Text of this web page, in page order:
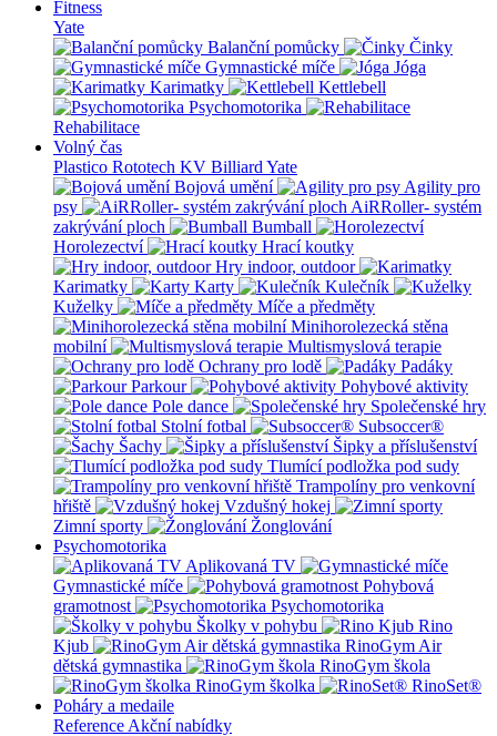
Fitness
Yate
Balanční pomůcky
Činky
Gymnastické míče
Jóga
Karimatky
Kettlebell
Psychomotorika
Rehabilitace
Volný čas
Plastico Rototech KV Billiard Yate
Bojová umění
Agility pro
psy
AiRRoller- systém
zakrývání ploch
Bumball
Horolezectví
Hrací koutky
Hry indoor, outdoor
Karimatky
Karty
Kulečník
Kuželky
Míče a předměty
Minihorolezecká stěna
mobilní
Multismyslová terapie
Ochrany pro lodě
Padáky
Parkour
Pohybové aktivity
Pole dance
Společenské hry
Stolní fotbal
Subsoccer®
Šachy
Šipky a příslušenství
Tlumící podložka pod sudy
Trampolíny pro venkovní
hřiště
Vzdušný hokej
Zimní sporty
Žonglování
Psychomotorika
Aplikovaná TV
Gymnastické míče
Pohybová
gramotnost
Psychomotorika
Školky v pohybu
Rino
Kjub
RinoGym Air
dětská gymnastika
RinoGym škola
RinoGym školka
RinoSet®
Poháry a medaile
Reference Akční nabídky